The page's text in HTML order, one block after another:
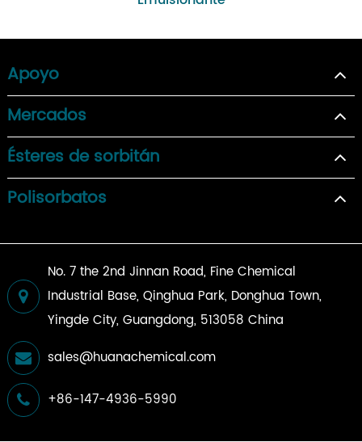
Apoyo
Mercados
Ésteres de sorbitán
Polisorbatos
No. 7 the 2nd Jinnan Road, Fine Chemical
Industrial Base, Qinghua Park, Donghua Town,
Yingde City, Guangdong, 513058 China
sales@huanachemical.com
+86-147-4936-5990